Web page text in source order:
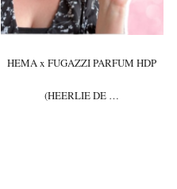
HEMA x FUGAZZI PARFUM HDP
(HEERLIE DE …